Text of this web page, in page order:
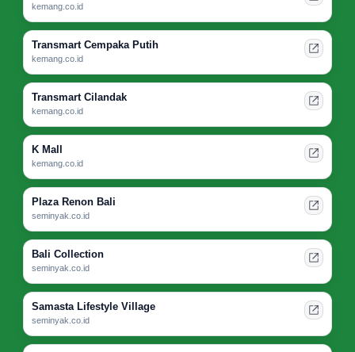
kemang.co.id
Transmart Cempaka Putih
kemang.co.id
Transmart Cilandak
kemang.co.id
K Mall
kemang.co.id
Plaza Renon Bali
seminyak.co.id
Bali Collection
seminyak.co.id
Samasta Lifestyle Village
seminyak.co.id